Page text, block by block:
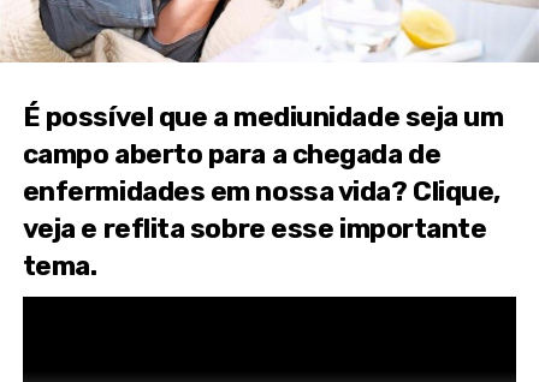
É possível que a mediunidade seja um
campo aberto para a chegada de
enfermidades em nossa vida? Clique,
veja e reflita sobre esse importante
tema.